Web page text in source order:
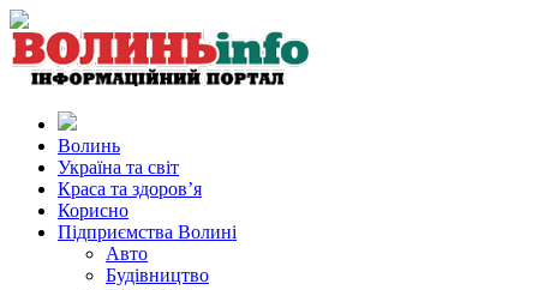
Волинь
Україна та світ
Краса та здоров’я
Корисно
Підприємства Волині
Авто
Будівництво